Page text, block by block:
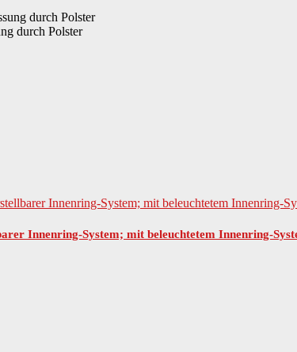
durch Polster
Innenring-System; mit beleuchtetem Innenring-